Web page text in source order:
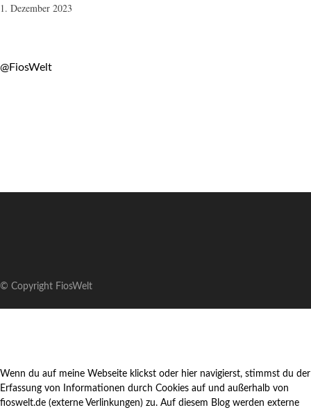
1. Dezember 2023
@FiosWelt
© Copyright FiosWelt
Wenn du auf meine Webseite klickst oder hier navigierst, stimmst du der
Erfassung von Informationen durch Cookies auf und außerhalb von
fioswelt.de (externe Verlinkungen) zu. Auf diesem Blog werden externe